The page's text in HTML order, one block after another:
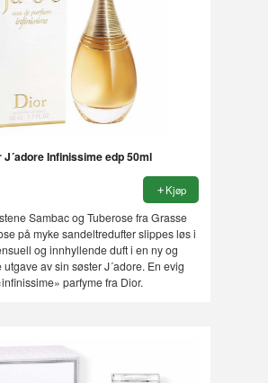
J´adore Infinissime edp 50ml
Kjøp
Sambac og Tuberose fra Grasse
på myke sandeltredufter slippes løs i
og innhyllende duft i en ny og
av sin søster J´adore. En evig
parfyme fra Dior.